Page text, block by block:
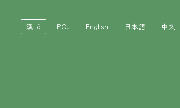
漢Lô POJ English 日本語 中文